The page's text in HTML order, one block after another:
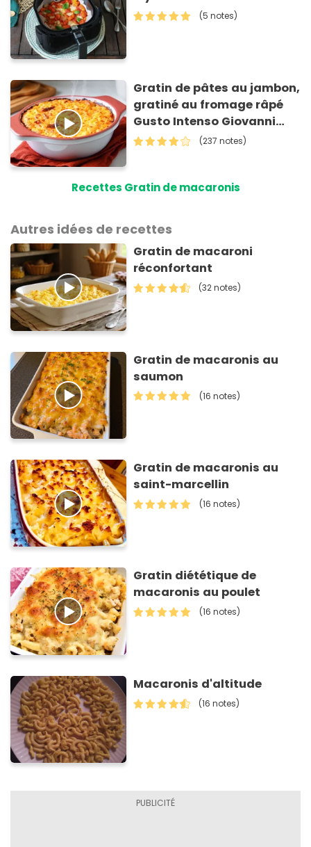
(5 notes)
Gratin de pâtes au jambon,
gratiné au fromage râpé
Gusto Intenso Giovanni
Ferrari
(237 notes)
Recettes Gratin de macaronis
Autres idées de recettes
Gratin de macaroni
réconfortant
(32 notes)
Gratin de macaronis au
saumon
(16 notes)
Gratin de macaronis au
saint-marcellin
(16 notes)
Gratin diététique de
macaronis au poulet
(16 notes)
Macaronis d'altitude
(16 notes)